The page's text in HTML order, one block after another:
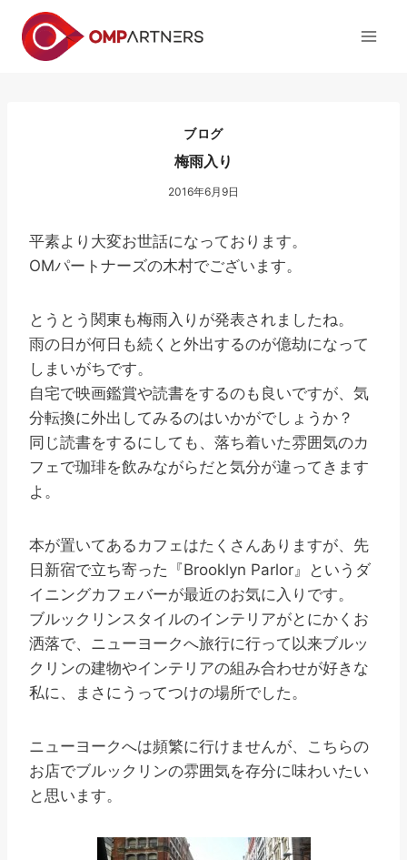
ブログ
梅雨入り
2016年6月9日
平素より大変お世話になっております。
OMパートナーズの木村でございます。
とうとう関東も梅雨入りが発表されましたね。
雨の日が何日も続くと外出するのが億劫になって
しまいがちです。
自宅で映画鑑賞や読書をするのも良いですが、気
分転換に外出してみるのはいかがでしょうか？
同じ読書をするにしても、落ち着いた雰囲気のカ
フェで珈琲を飲みながらだと気分が違ってきます
よ。
本が置いてあるカフェはたくさんありますが、先
日新宿で立ち寄った『Brooklyn Parlor』というダ
イニングカフェバーが最近のお気に入りです。
ブルックリンスタイルのインテリアがとにかくお
洒落で、ニューヨークへ旅行に行って以来ブルッ
クリンの建物やインテリアの組み合わせが好きな
私に、まさにうってつけの場所でした。
ニューヨークへは頻繁に行けませんが、こちらの
お店でブルックリンの雰囲気を存分に味わいたい
と思います。